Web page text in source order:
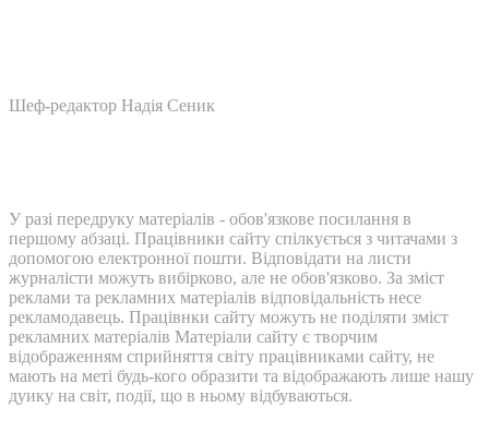
Шеф-редактор Надія Сеник
У разі передруку матеріалів - обов'язкове посилання в
першому абзаці. Працівники сайту спілкується з читачами з
допомогою електронної пошти. Відповідати на листи
журналісти можуть вибірково, але не обов'язково. За зміст
реклами та рекламних матеріалів відповідальність несе
рекламодавець. Працівнки сайту можуть не поділяти зміст
рекламних матеріалів Матеріали сайту є творчим
відображенням сприйняття світу працівниками сайту, не
мають на меті будь-кого образити та відображають лише нашу
дуику на світ, події, що в ньому відбуваються.